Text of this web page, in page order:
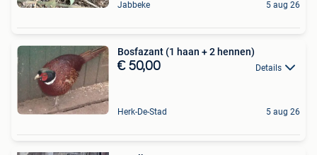
Jabbeke 5 aug 26
Bosfazant (1 haan + 2 hennen)
€ 50,00 Details
Herk-De-Stad 5 aug 26